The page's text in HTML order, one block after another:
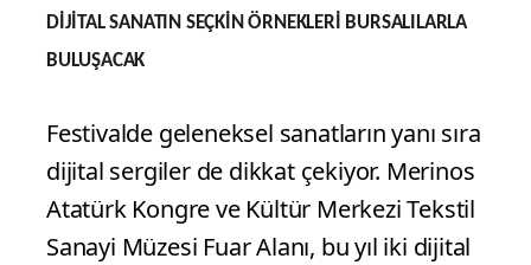
DİJİTAL SANATIN SEÇKİN ÖRNEKLERİ BURSALILARLA
BULUŞACAK
Festivalde geleneksel sanatların yanı sıra
dijital sergiler de dikkat çekiyor. Merinos
Atatürk Kongre ve Kültür Merkezi Tekstil
Sanayi Müzesi Fuar Alanı, bu yıl iki dijital